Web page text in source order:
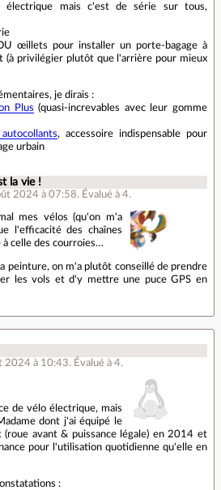
électrique mais c'est de série sur tous,
œillets pour installer un porte-bagage à
(à privilégier plutôt que l'arrière pour mieux
je dirais :
Plus (quasi-increvables avec leur gomme
, accessoire indispensable pour
urbain
la vie !
2024 à 07:58. Évalué à4.
mes vélos (qu'on m'a
l'efficacité des chaînes
celle des courroies…
peinture, on m'a plutôt conseillé de prendre
les vols et d'y mettre une puce GPS en
2024 à 10:43. Évalué à 4.
de vélo électrique, mais
dont j'ai équipé le
avant & puissance légale) en 2014 et
pour l'utilisation quotidienne qu'elle en
: